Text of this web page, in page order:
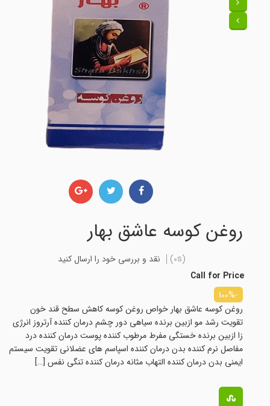
روغن کوسه عاشق بهار
(0s)
نقد و بررسی خود را ارسال کنید
Call for Price
-100%
روغن کوسه عاشق بهار خواص روغن کوسه کاهش سطح قند خون
تقویت رشد مو ازبین برنده سیاهی دور چشم درمان کننده آرتروز انرژی
زا ازبین برنده خستگی مفرط مرطوب کننده پوست درمان کننده درد
مفاصل نرم کننده بدن درمان کننده اسپاسم های عضلانی تقویت سیستم
ایمنی بدن درمان کننده التهاب مثانه درمان کننده تنگی نفس […]